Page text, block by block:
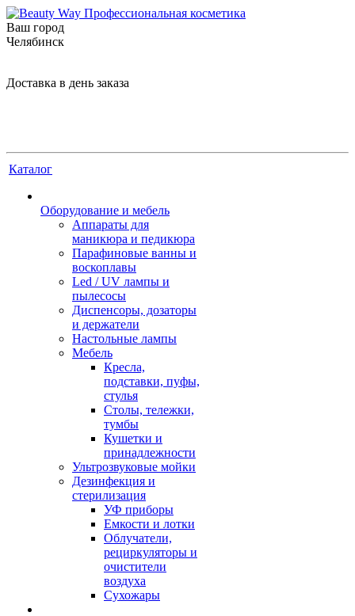
Ваш город
Челябинск
Доставка в день заказа
Каталог
Оборудование и мебель
Аппараты для
маникюра и педикюра
Парафиновые ванны и
воскоплавы
Led / UV лампы и
пылесосы
Диспенсоры, дозаторы
и держатели
Настольные лампы
Мебель
Кресла,
подставки, пуфы,
стулья
Столы, тележки,
тумбы
Кушетки и
принадлежности
Ультрозвуковые мойки
Дезинфекция и
стерилизация
УФ приборы
Емкости и лотки
Облучатели,
рециркуляторы и
очистители
воздуха
Сухожары